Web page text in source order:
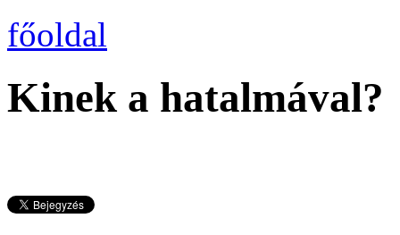
főoldal
Kinek a hatalmával?